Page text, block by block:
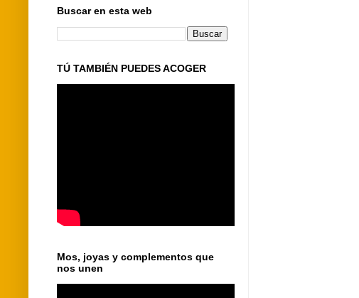
Buscar en esta web
TÚ TAMBIÉN PUEDES ACOGER
Mos, joyas y complementos que
nos unen